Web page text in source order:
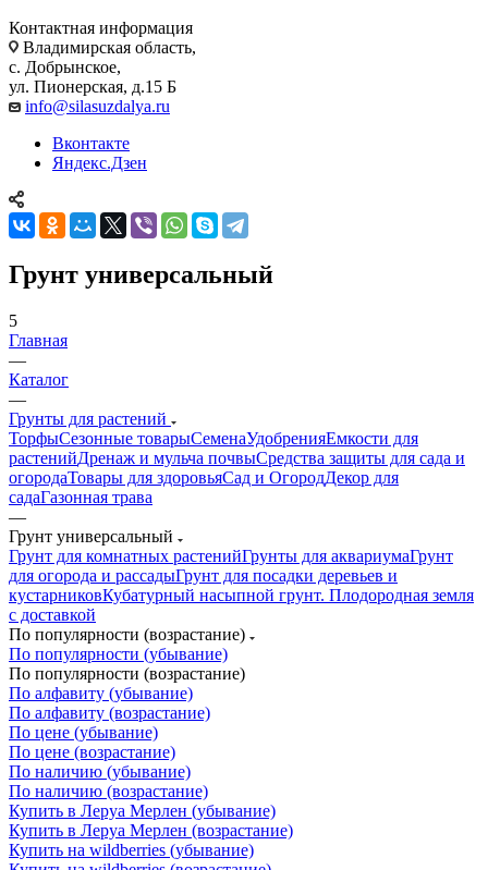
Контактная информация
Владимирская область,
с. Добрынское,
ул. Пионерская, д.15 Б
info@silasuzdalya.ru
Вконтакте
Яндекс.Дзен
Грунт универсальный
5
Главная
—
Каталог
—
Грунты для растений
ТорфыСезонные товарыСеменаУдобренияЕмкости для
растенийДренаж и мульча почвыСредства защиты для сада и
огородаТовары для здоровьяСад и ОгородДекор для
садаГазонная трава
—
Грунт универсальный
Грунт для комнатных растенийГрунты для аквариумаГрунт
для огорода и рассадыГрунт для посадки деревьев и
кустарниковКубатурный насыпной грунт. Плодородная земля
с доставкой
По популярности (возрастание)
По популярности (убывание)
По популярности (возрастание)
По алфавиту (убывание)
По алфавиту (возрастание)
По цене (убывание)
По цене (возрастание)
По наличию (убывание)
По наличию (возрастание)
Купить в Леруа Мерлен (убывание)
Купить в Леруа Мерлен (возрастание)
Купить на wildberries (убывание)